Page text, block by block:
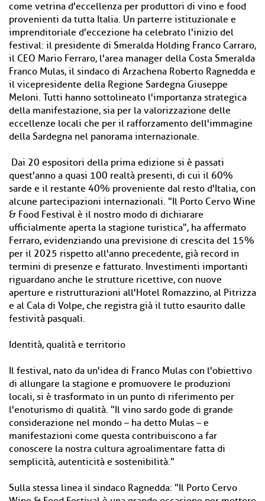
come vetrina d'eccellenza per produttori di vino e food
provenienti da tutta Italia. Un parterre istituzionale e
imprenditoriale d'eccezione ha celebrato l'inizio del
festival: il presidente di Smeralda Holding Franco Carraro,
il CEO Mario Ferraro, l'area manager della Costa Smeralda
Franco Mulas, il sindaco di Arzachena Roberto Ragnedda e
il vicepresidente della Regione Sardegna Giuseppe
Meloni. Tutti hanno sottolineato l'importanza strategica
della manifestazione, sia per la valorizzazione delle
eccellenze locali che per il rafforzamento dell'immagine
della Sardegna nel panorama internazionale.
Dai 20 espositori della prima edizione si è passati
quest'anno a quasi 100 realtà presenti, di cui il 60%
sarde e il restante 40% proveniente dal resto d'Italia, con
alcune partecipazioni internazionali. "Il Porto Cervo Wine
& Food Festival è il nostro modo di dichiarare
ufficialmente aperta la stagione turistica", ha affermato
Ferraro, evidenziando una previsione di crescita del 15%
per il 2025 rispetto all'anno precedente, già record in
termini di presenze e fatturato. Investimenti importanti
riguardano anche le strutture ricettive, con nuove
aperture e ristrutturazioni all'Hotel Romazzino, al Pitrizza
e al Cala di Volpe, che registra già il tutto esaurito dalle
festività pasquali.
Identità, qualità e territorio
Il festival, nato da un'idea di Franco Mulas con l'obiettivo
di allungare la stagione e promuovere le produzioni
locali, si è trasformato in un punto di riferimento per
l'enoturismo di qualità. "Il vino sardo gode di grande
considerazione nel mondo – ha detto Mulas – e
manifestazioni come questa contribuiscono a far
conoscere la nostra cultura agroalimentare fatta di
semplicità, autenticità e sostenibilità."
Sulla stessa linea il sindaco Ragnedda: "Il Porto Cervo